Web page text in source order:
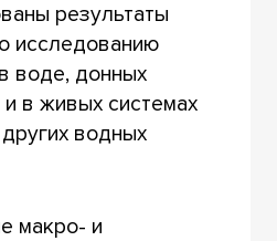
результаты
исследованию
воде, донных
в живых системах
водных
макро- и